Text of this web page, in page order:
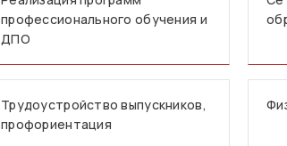
профессионального обучения и
ДПО
Трудоустройство выпускников,
профориентация